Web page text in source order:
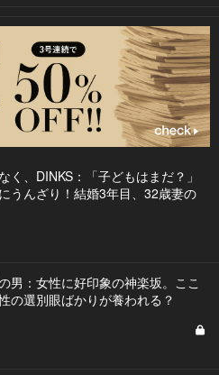
く、DINKS：「子どもはまだ？」
うんざり！結婚3年目、32歳妻の
男：女性に好印象の神楽坂。ここ
の選別眼ばかりが養われる？